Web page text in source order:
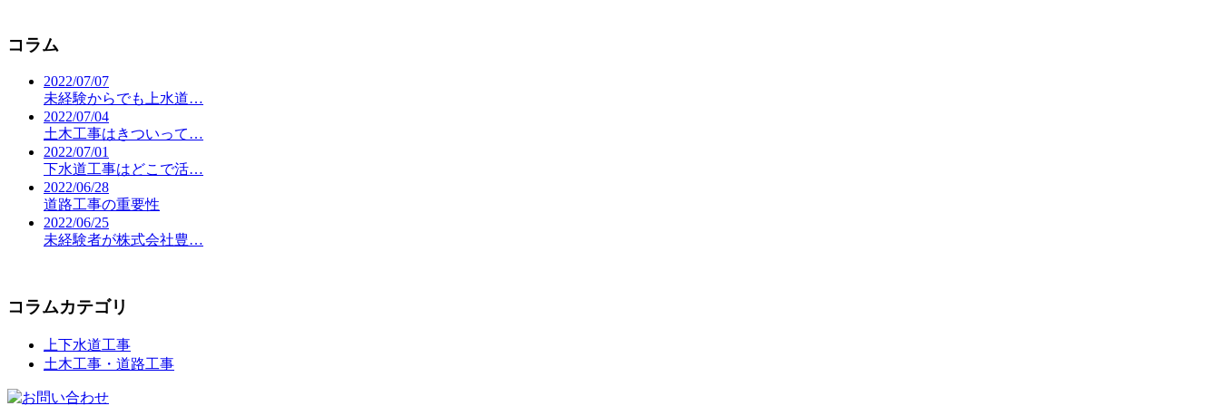
コラム
2022/07/07
未経験からでも上水道…
2022/07/04
土木工事はきついって…
2022/07/01
下水道工事はどこで活…
2022/06/28
道路工事の重要性
2022/06/25
未経験者が株式会社豊…
コラムカテゴリ
上下水道工事
土木工事・道路工事